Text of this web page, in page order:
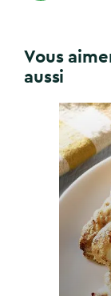
Vous
aussi